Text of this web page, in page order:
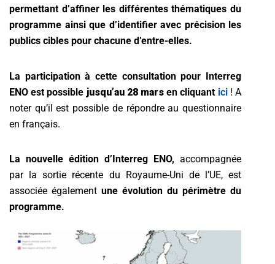
permettant d’affiner les différentes thématiques du
programme ainsi que d’identifier avec précision les
publics cibles pour chacune d’entre-elles.
La participation à cette consultation pour Interreg
ENO est possible jusqu’au 28 mars en cliquant ici! A
noter qu’il est possible de répondre au questionnaire
en français.
La nouvelle édition d’Interreg ENO, accompagnée
par la sortie récente du Royaume-Uni de l’UE, est
associée également une évolution du périmètre du
programme.